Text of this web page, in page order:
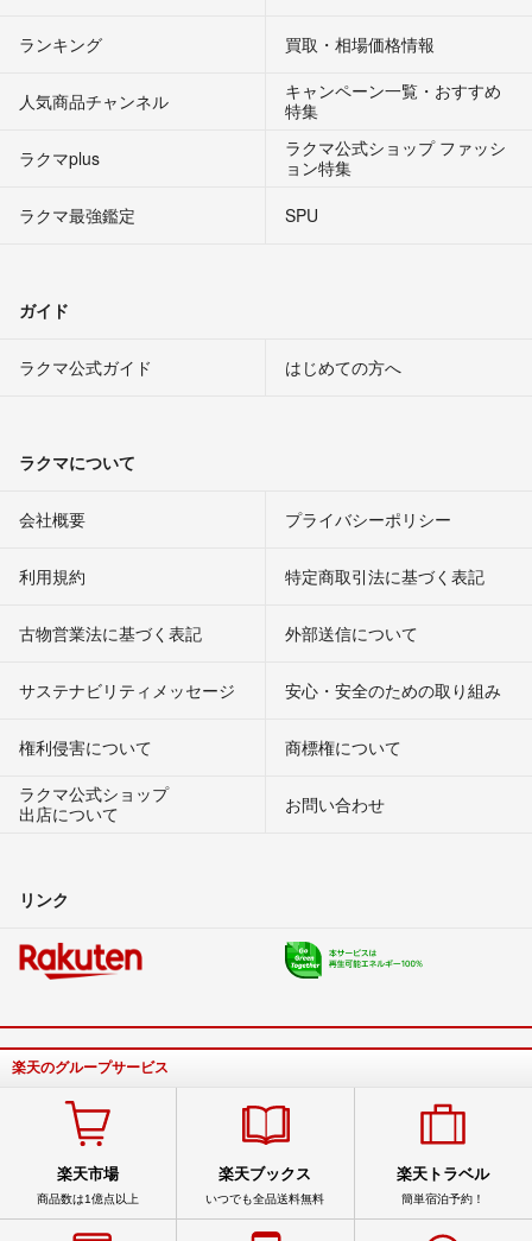
ランキング 買取・相場価格情報
人気商品チャンネル
キャンペーン一覧・おすすめ
特集
ラクマplus
ラクマ公式ショップ ファッシ
ョン特集
ラクマ最強鑑定
SPU
ガイド
ラクマ公式ガイド はじめての方へ
ラクマについて
会社概要 プライバシーポリシー
利用規約 特定商取引法に基づく表記
古物営業法に基づく表記 外部送信について
サステナビリティメッセージ 安心・安全のための取り組み
権利侵害について
商標権について
ラクマ公式ショップ
出店について
お問い合わせ
リンク
楽天のグループサービス
楽天市場
商品数は1億点以上
楽天ブックス
いつでも全品送料無料
楽天トラベル
簡単宿泊予約！